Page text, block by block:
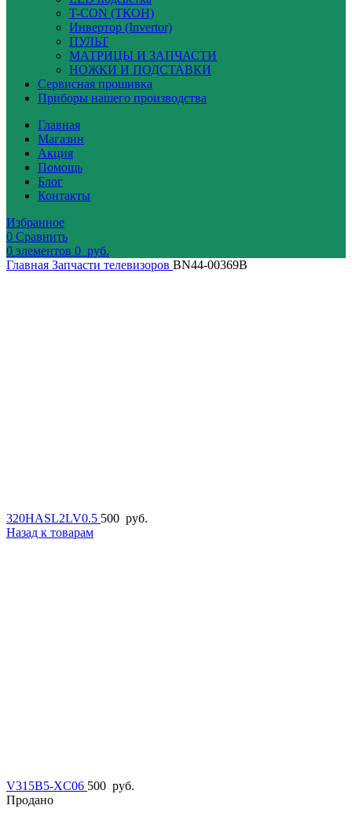
T-CON (ТКОН)
Инвертор (Invertor)
ПУЛЬТ
МАТРИЦЫ И ЗАПЧАСТИ
НОЖКИ И ПОДСТАВКИ
Сервисная прошивка
Приборы нашего производства
Главная
Магазин
Акция
Помощь
Блог
Контакты
Избранное
0 Сравнить
0 элементов 0 руб.
Главная Запчасти телевизоров BN44-00369B
320HASL2LV0.5 500 руб.
Назад к товарам
V315B5-XC06 500 руб.
Продано